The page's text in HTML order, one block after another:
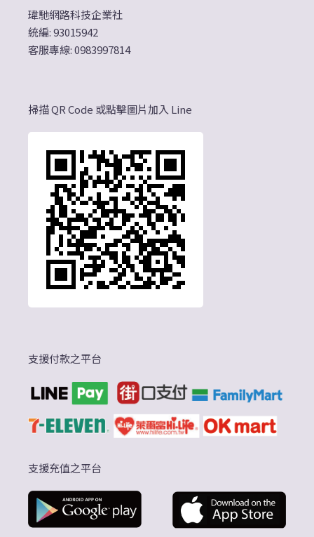
瑋馳網路科技企業社
統編: 93015942
客服專線: 0983997814
掃描 QR Code 或點擊圖片加入 Line
支援付款之平台
支援充值之平台